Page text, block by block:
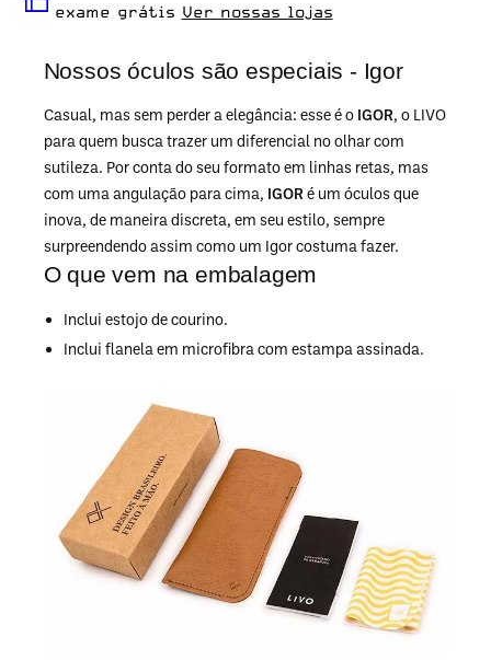
Nossos óculos são especiais - Igor
Casual, mas sem perder a elegância: esse é o IGOR, o LIVO
para quem busca trazer um diferencial no olhar com
sutileza. Por conta do seu formato em linhas retas, mas
com uma angulação para cima, IGOR é um óculos que
inova, de maneira discreta, em seu estilo, sempre
surpreendendo assim como um Igor costuma fazer.
O que vem na embalagem
Inclui estojo de courino.
Inclui flanela em microfibra com estampa assinada.
exame grátis Ver nossas lojas